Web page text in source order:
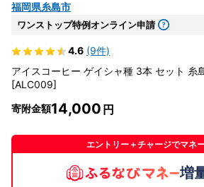
福岡県糸島市
ワンストップ特例オンライン申請
4.6 (9件)
アイスコーヒー ゲイシャ種 3本 セット
[ALC009]
寄附金額14,000
エントリー＋チャージでマネ
増